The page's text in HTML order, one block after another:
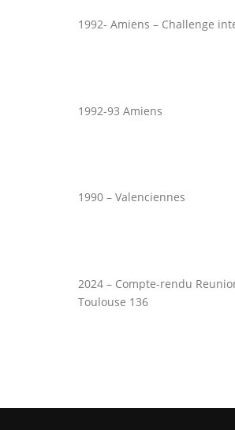
1992- Amiens – Challenge
1992-93 Amiens
1990 – Valenciennes
2024 – Compte-rendu
Toulouse 136